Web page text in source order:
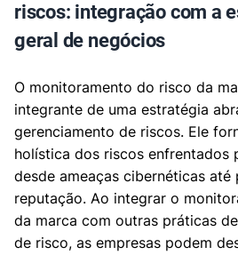
riscos: integração com a
geral de negócios
O monitoramento do risco da
integrante de uma estratégia
gerenciamento de riscos. Ele
holística dos riscos enfrentados
desde ameaças cibernéticas até
reputação. Ao integrar o
da marca com outras práticas
de risco, as empresas podem